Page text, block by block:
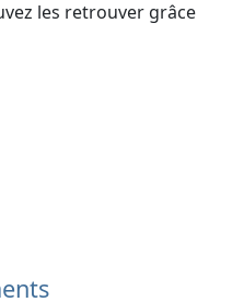
les retrouver grâce